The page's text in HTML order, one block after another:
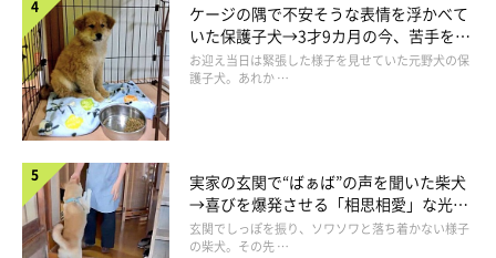
ケージの隅で不安そうな表情を浮かべて
いた保護子犬→3才9カ月の今、苦手を克
服し頼もしいコに成長！
お迎え当日は緊張した様子を見せていた元野犬の保
護子犬。あれか …
実家の玄関で“ばぁば”の声を聞いた柴犬
→喜びを爆発させる「相思相愛」な光景
にほっこり
玄関でしっぽを振り、ソワソワと落ち着かない様子
の柴犬。その先 …